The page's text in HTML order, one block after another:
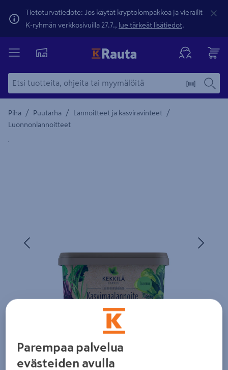
Tietoturvatiedote: Jos käytät kryptolompakkoa ja vierailit
K-ryhmän verkkosivuilla 27.7., lue tärkeät lisätiedot.
Piha / Puutarha / Lannoitteet ja kasviravinteet /
Luonnonlannoitteet
Yksityiskohtainen kuvaus löytyy Tuotteen kuvaus -
Parempaa palvelua
evästeiden avulla